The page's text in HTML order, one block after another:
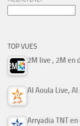
TOP VUES
2M live , 2M en
Al Aoula Live,
Arryadia TNT